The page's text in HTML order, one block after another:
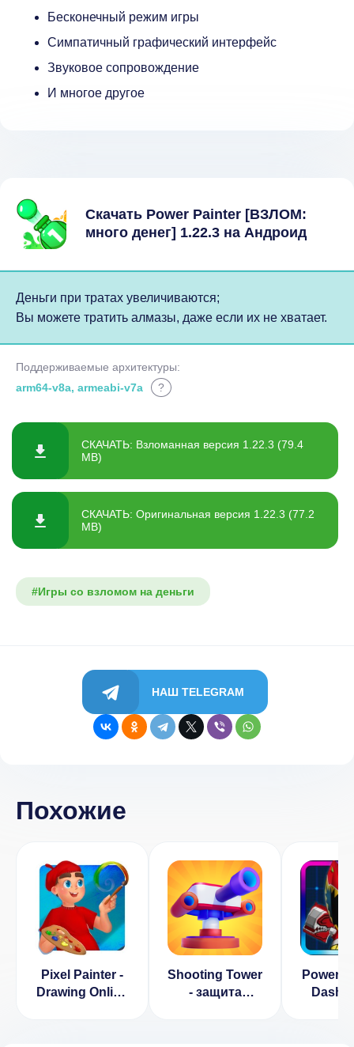
Бесконечный режим игры
Симпатичный графический интерфейс
Звуковое сопровождение
И многое другое
Скачать Power Painter [ВЗЛОМ:
много денег] 1.22.3 на Андроид
Деньги при тратах увеличиваются;
Вы можете тратить алмазы, даже если их не хватает.
Поддерживаемые архитектуры:
arm64-v8a, armeabi-v7a
?
СКАЧАТЬ: Взломанная версия 1.22.3 (79.4
MB)
СКАЧАТЬ: Оригинальная версия 1.22.3 (77.2
MB)
#Игры со взломом на деньги
НАШ TELEGRAM
Похожие
Pixel Painter -
Drawing Online
Shooting Tower
- защита
Power
Dash